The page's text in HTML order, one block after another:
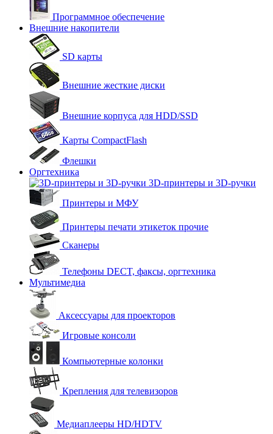
Программное обеспечение
Внешние накопители
SD карты
Внешние жесткие диски
Внешние корпуса для HDD/SSD
Карты CompactFlash
Флешки
Оргтехника
3D-принтеры и 3D-ручки
Принтеры и МФУ
Принтеры печати этикеток прочие
Сканеры
Телефоны DECT, факсы, оргтехника
Мультимедиа
Аксессуары для проекторов
Игровые консоли
Компьютерные колонки
Крепления для телевизоров
Медиаплееры HD/HDTV